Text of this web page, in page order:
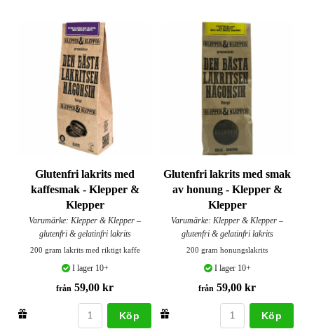
Glutenfri lakrits med
kaffesmak - Klepper &
Klepper
Varumärke: Klepper & Klepper –
glutenfri & gelatinfri lakrits
200 gram lakrits med riktigt kaffe
I lager 10+
från 59,00 kr
Köp
Glutenfri lakrits med smak
av honung - Klepper &
Klepper
Varumärke: Klepper & Klepper –
glutenfri & gelatinfri lakrits
200 gram honungslakrits
I lager 10+
från 59,00 kr
Köp